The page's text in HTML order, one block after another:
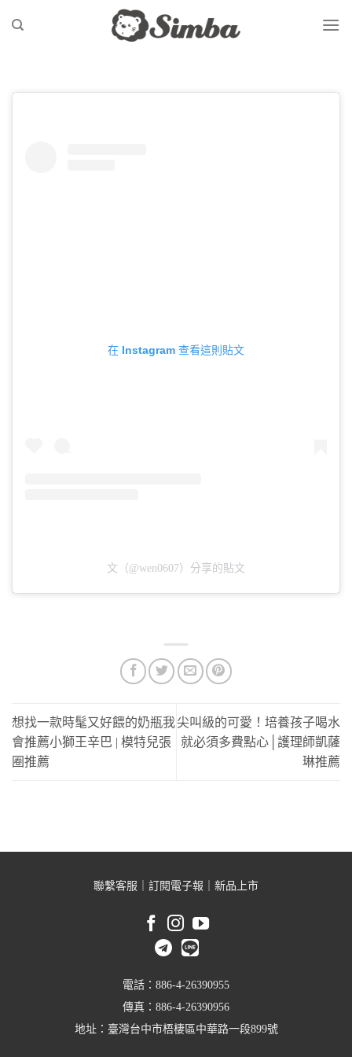
在 Instagram 查看這則貼文
文（@wen0607）分享的貼文
想找一款時髦又好餵的奶瓶我
會推薦小獅王辛巴 | 模特兒張
圈推薦
尖叫級的可愛！培養孩子喝水
就必須多費點心│護理師凱薩
琳推薦
聯繫客服 訂閱電子報 新品上市
電話：886-4-26390955
傳真：886-4-26390956
地址：臺灣台中市梧棲區中華路一段899號